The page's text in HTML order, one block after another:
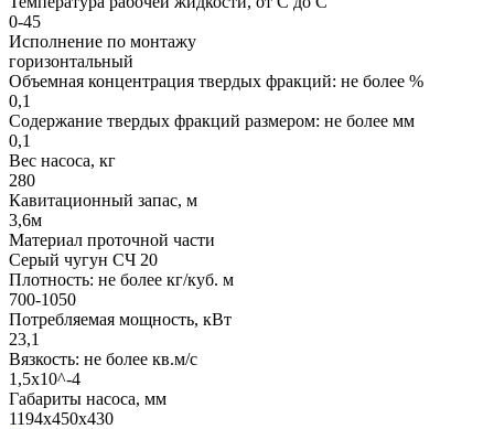
0-45
Исполнение по монтажу
горизонтальный
Объемная концентрация твердых фракций: не более %
0,1
Содержание твердых фракций размером: не более мм
0,1
Вес насоса, кг
280
Кавитационный запас, м
3,6м
Материал проточной части
Серый чугун СЧ 20
Плотность: не более кг/куб. м
700-1050
Потребляемая мощность, кВт
23,1
Вязкость: не более кв.м/с
1,5х10^-4
Габариты насоса, мм
1194х450х430